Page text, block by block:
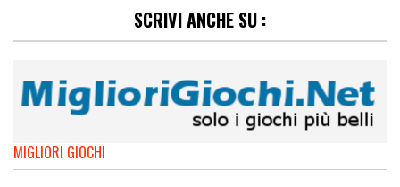
SCRIVI ANCHE SU :
MIGLIORI GIOCHI